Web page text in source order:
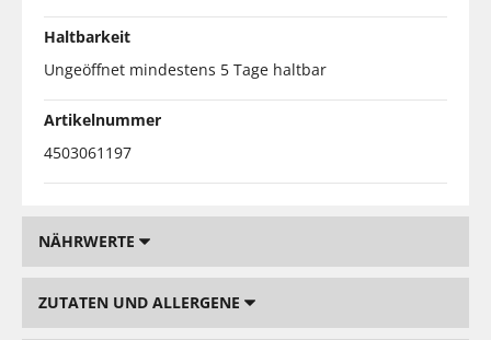
Haltbarkeit
Ungeöffnet mindestens 5 Tage haltbar
Artikelnummer
4503061197
NÄHRWERTE
ZUTATEN UND ALLERGENE